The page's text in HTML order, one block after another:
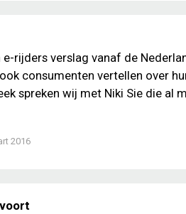
rijders verslag vanaf de
consumenten vertellen over
spreken wij met Niki Sie die al
2016